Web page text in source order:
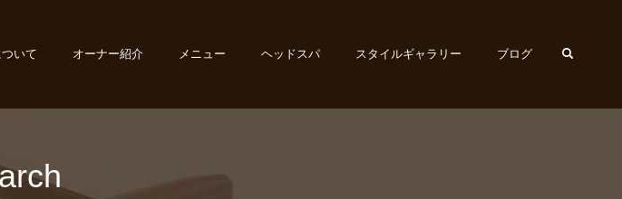
いて オーナー紹介 メニュー ヘッドスパ スタイルギャラリー ブログ search